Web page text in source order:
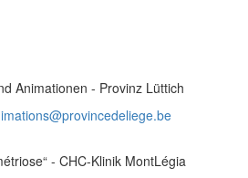
Animationen - Provinz Lüttich
- CHC-Klinik MontLégia